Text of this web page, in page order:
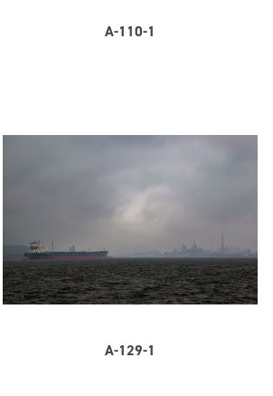
A-110-1
A-129-1